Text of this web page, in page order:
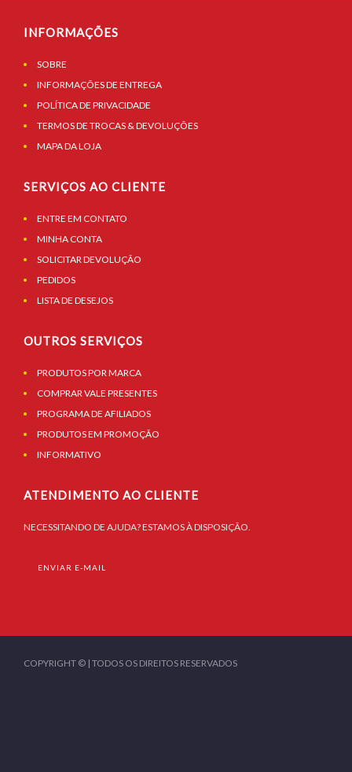
INFORMAÇÕES
SOBRE
INFORMAÇÕES DE ENTREGA
POLÍTICA DE PRIVACIDADE
TERMOS DE TROCAS & DEVOLUÇÕES
MAPA DA LOJA
SERVIÇOS AO CLIENTE
ENTRE EM CONTATO
MINHA CONTA
SOLICITAR DEVOLUÇÃO
PEDIDOS
LISTA DE DESEJOS
OUTROS SERVIÇOS
PRODUTOS POR MARCA
COMPRAR VALE PRESENTES
PROGRAMA DE AFILIADOS
PRODUTOS EM PROMOÇÃO
INFORMATIVO
ATENDIMENTO AO CLIENTE
NECESSITANDO DE AJUDA? ESTAMOS À DISPOSIÇÃO.
ENVIAR E-MAIL
COPYRIGHT © | TODOS OS DIREITOS RESERVADOS